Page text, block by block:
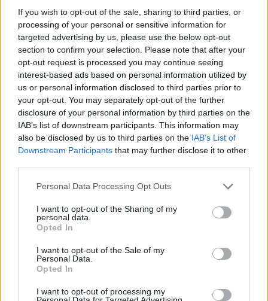
If you wish to opt-out of the sale, sharing to third parties, or
processing of your personal or sensitive information for
targeted advertising by us, please use the below opt-out
section to confirm your selection. Please note that after your
opt-out request is processed you may continue seeing
interest-based ads based on personal information utilized by
us or personal information disclosed to third parties prior to
your opt-out. You may separately opt-out of the further
disclosure of your personal information by third parties on the
IAB’s list of downstream participants. This information may
also be disclosed by us to third parties on the IAB’s List of
Downstream Participants that may further disclose it to other
Please note that this website/app uses one or more Google
not limited to your visit or usage behaviour. You may click to
grant or deny consent to Google and its third-party tags to
use your data for below specified purposes in below Google
consent section.
Personal Data Processing Opt Outs
I want to opt-out of the Sharing of my
personal data.
Opted In
I want to opt-out of the Sale of my
Personal Data.
Opted In
I want to opt-out of processing my
Friciék már neveztek a bajnokság következő,
lettországi futamára.